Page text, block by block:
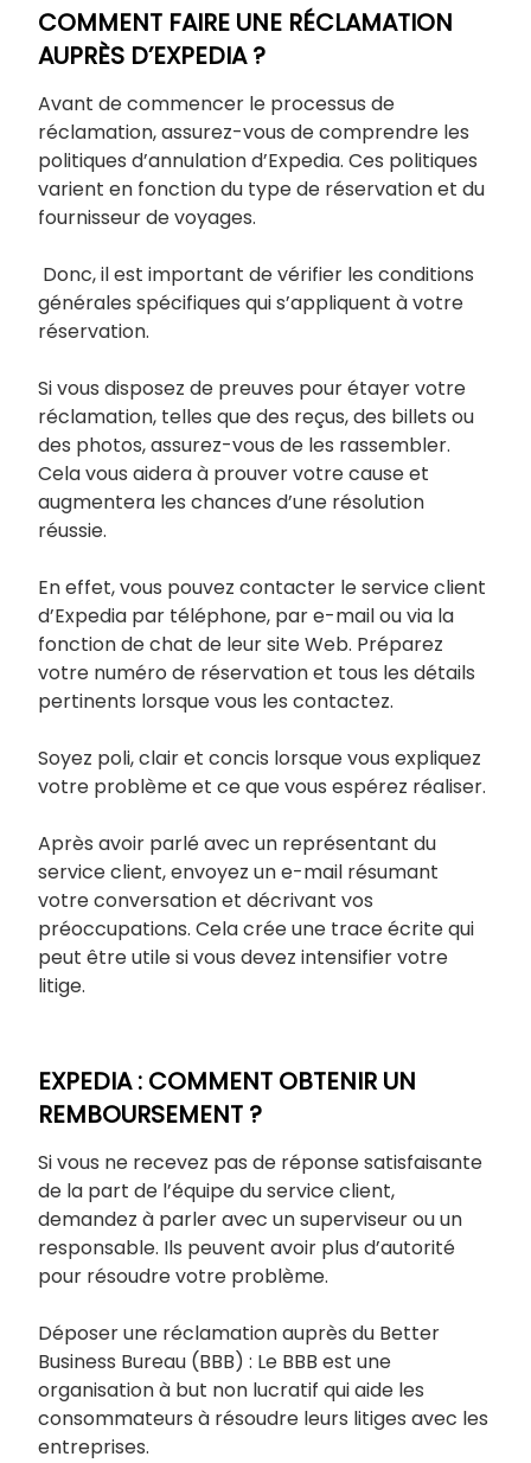
COMMENT FAIRE UNE RÉCLAMATION
AUPRÈS D’EXPEDIA ?
Avant de commencer le processus de
réclamation, assurez-vous de comprendre les
politiques d’annulation d’Expedia. Ces politiques
varient en fonction du type de réservation et du
fournisseur de voyages.
Donc, il est important de vérifier les conditions
générales spécifiques qui s’appliquent à votre
réservation.
Si vous disposez de preuves pour étayer votre
réclamation, telles que des reçus, des billets ou
des photos, assurez-vous de les rassembler.
Cela vous aidera à prouver votre cause et
augmentera les chances d’une résolution
réussie.
En effet, vous pouvez contacter le service client
d’Expedia par téléphone, par e-mail ou via la
fonction de chat de leur site Web. Préparez
votre numéro de réservation et tous les détails
pertinents lorsque vous les contactez.
Soyez poli, clair et concis lorsque vous expliquez
votre problème et ce que vous espérez réaliser.
Après avoir parlé avec un représentant du
service client, envoyez un e-mail résumant
votre conversation et décrivant vos
préoccupations. Cela crée une trace écrite qui
peut être utile si vous devez intensifier votre
litige.
EXPEDIA : COMMENT OBTENIR UN
REMBOURSEMENT ?
Si vous ne recevez pas de réponse satisfaisante
de la part de l’équipe du service client,
demandez à parler avec un superviseur ou un
responsable. Ils peuvent avoir plus d’autorité
pour résoudre votre problème.
Déposer une réclamation auprès du Better
Business Bureau (BBB) : Le BBB est une
organisation à but non lucratif qui aide les
consommateurs à résoudre leurs litiges avec les
entreprises.